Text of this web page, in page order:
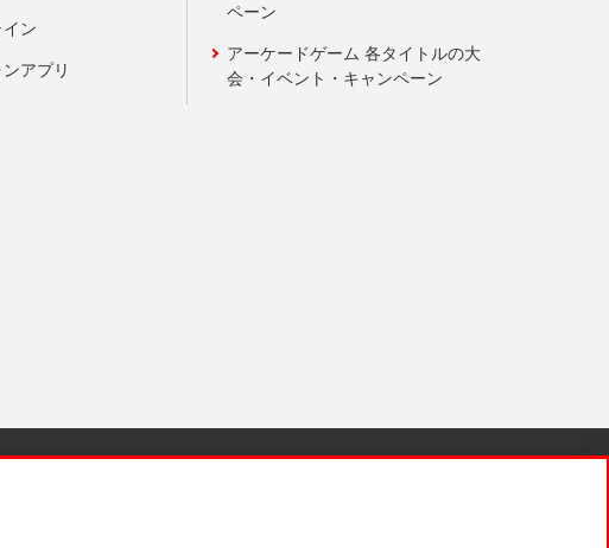
ン
アプリ
ペーン
アーケードゲーム 各タイトルの大
会・イベント・キャンペーン